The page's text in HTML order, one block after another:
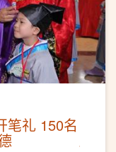
笔礼 150名